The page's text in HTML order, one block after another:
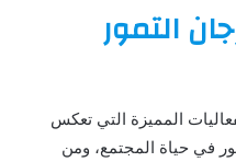
التمور
المميزة التي تعكس
في حياة المجتمع، ومن